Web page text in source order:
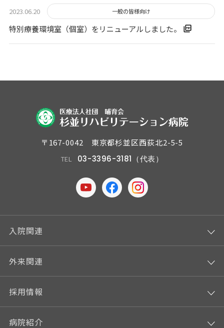
2023.06.20 一般の皆様向け
特別療養環境室（個室）をリニューアルしました。
〒167-0042 東京都杉並区西荻北2-5-5
TEL 03-3396-3181（代表）
入院関連
外来関連
採用情報
病院紹介